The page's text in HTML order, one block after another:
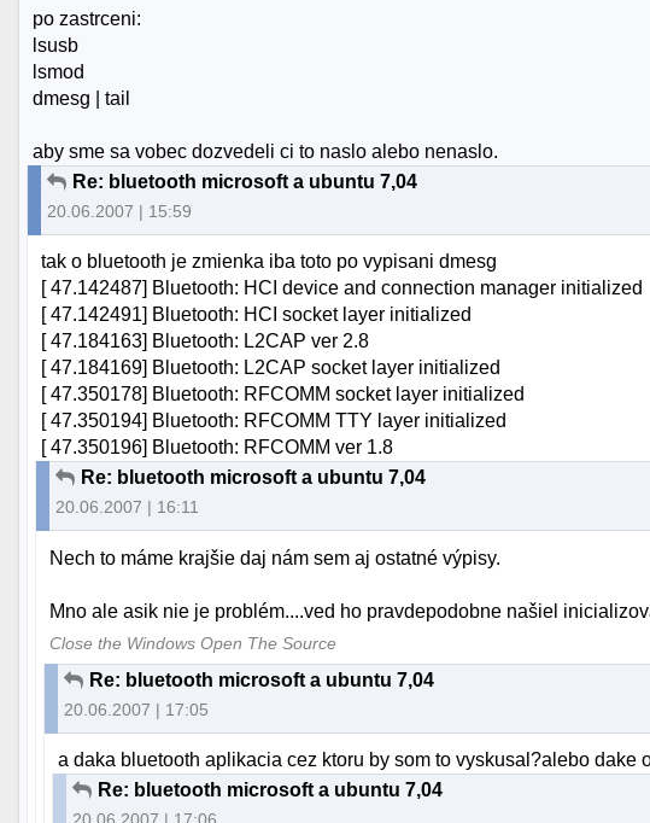
po zastrceni:
lsusb
lsmod
dmesg | tail
aby sme sa vobec dozvedeli ci to naslo alebo nenaslo.
Re: bluetooth microsoft a ubuntu 7,04
20.06.2007 | 15:59
tak o bluetooth je zmienka iba toto po vypisani dmesg
[ 47.142487] Bluetooth: HCI device and connection manager initialized
[ 47.142491] Bluetooth: HCI socket layer initialized
[ 47.184163] Bluetooth: L2CAP ver 2.8
[ 47.184169] Bluetooth: L2CAP socket layer initialized
[ 47.350178] Bluetooth: RFCOMM socket layer initialized
[ 47.350194] Bluetooth: RFCOMM TTY layer initialized
[ 47.350196] Bluetooth: RFCOMM ver 1.8
Re: bluetooth microsoft a ubuntu 7,04
20.06.2007 | 16:11
Nech to máme krajšie daj nám sem aj ostatné výpisy.
Mno ale asik nie je problém....ved ho pravdepodobne našiel
Close the Windows Open The Source
Re: bluetooth microsoft a ubuntu 7,04
20.06.2007 | 17:05
a daka bluetooth aplikacia cez ktoru by som to vyskusal?alebo dake
Re: bluetooth microsoft a ubuntu 7,04